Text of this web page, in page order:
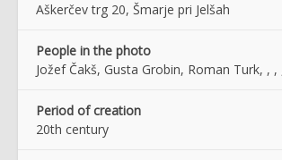
Aškerčev trg 20, Šmarje pri Jelšah
People in the photo
Jožef Čakš, Gusta Grobin, Roman Turk, , ,
Period of creation
20th century